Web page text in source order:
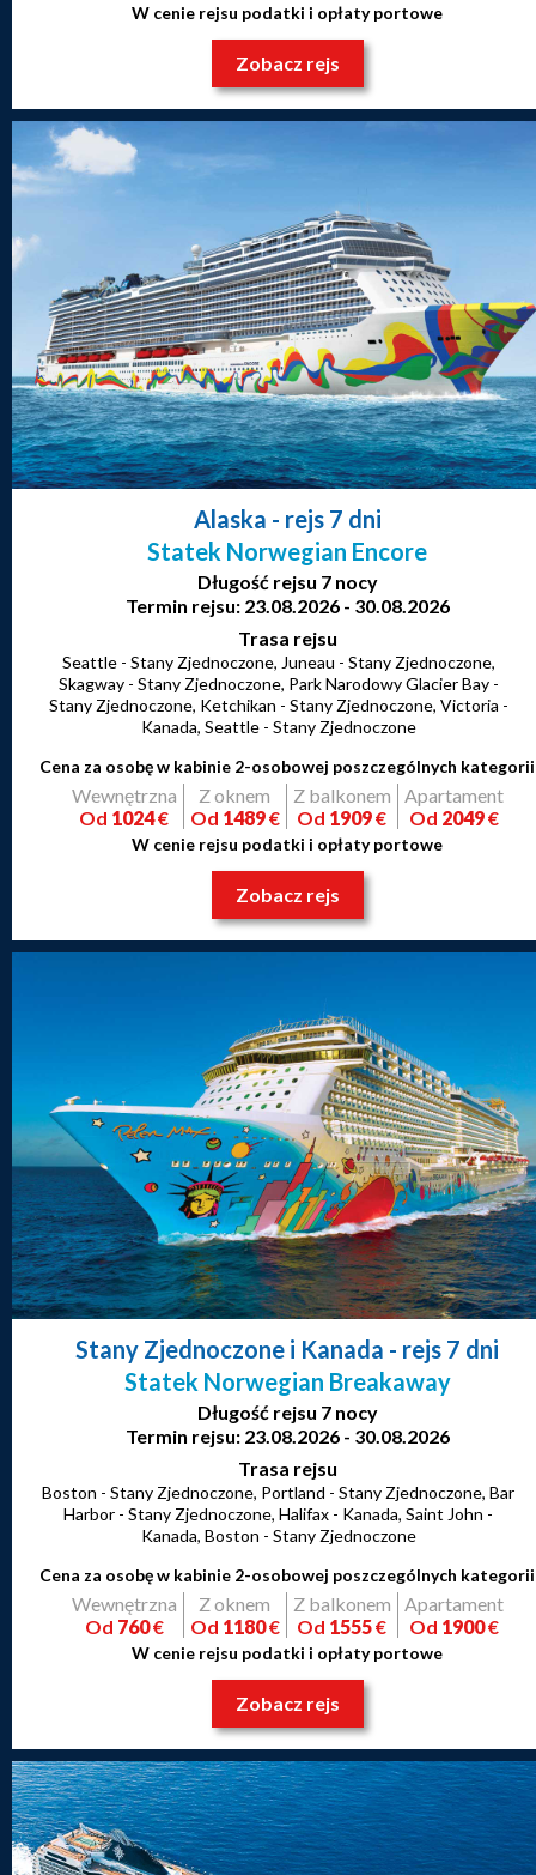
W cenie rejsu podatki i opłaty portowe
Zobacz rejs
Alaska - rejs 7 dni
Statek Norwegian Encore
Długość rejsu 7 nocy
Termin rejsu: 23.08.2026 - 30.08.2026
Trasa rejsu
Seattle - Stany Zjednoczone, Juneau - Stany Zjednoczone,
Skagway - Stany Zjednoczone, Park Narodowy Glacier Bay -
Stany Zjednoczone, Ketchikan - Stany Zjednoczone, Victoria -
Kanada, Seattle - Stany Zjednoczone
Cena za osobę w kabinie 2-osobowej poszczególnych kategorii
Wewnętrzna
Od 1024€
Z oknem
Od 1489€
Z balkonem
Od 1909€
Apartament
Od 2049€
W cenie rejsu podatki i opłaty portowe
Zobacz rejs
Stany Zjednoczone i Kanada - rejs 7 dni
Statek Norwegian Breakaway
Długość rejsu 7 nocy
Termin rejsu: 23.08.2026 - 30.08.2026
Trasa rejsu
Boston - Stany Zjednoczone, Portland - Stany Zjednoczone, Bar
Harbor - Stany Zjednoczone, Halifax - Kanada, Saint John -
Kanada, Boston - Stany Zjednoczone
Cena za osobę w kabinie 2-osobowej poszczególnych kategorii
Wewnętrzna
Od 760€
Z oknem
Od 1180€
Z balkonem
Od 1555€
Apartament
Od 1900€
W cenie rejsu podatki i opłaty portowe
Zobacz rejs